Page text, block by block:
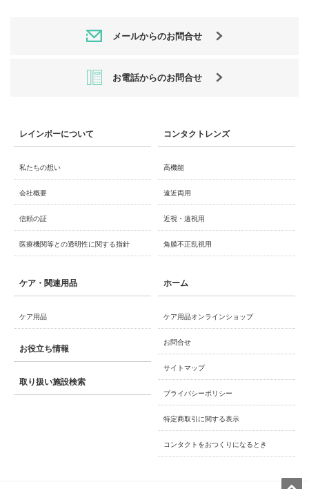
メールからのお問合せ
お電話からのお問合せ
レインボーについて
私たちの想い
会社概要
信頼の証
医療機関等との透明性に関する指針
コンタクトレンズ
高機能
遠近両用
近視・遠視用
角膜不正乱視用
ケア・関連用品
ケア用品
お役立ち情報
取り扱い施設検索
ホーム
ケア用品オンラインショップ
お問合せ
サイトマップ
プライバシーポリシー
特定商取引に関する表示
コンタクトをおつくりになるとき